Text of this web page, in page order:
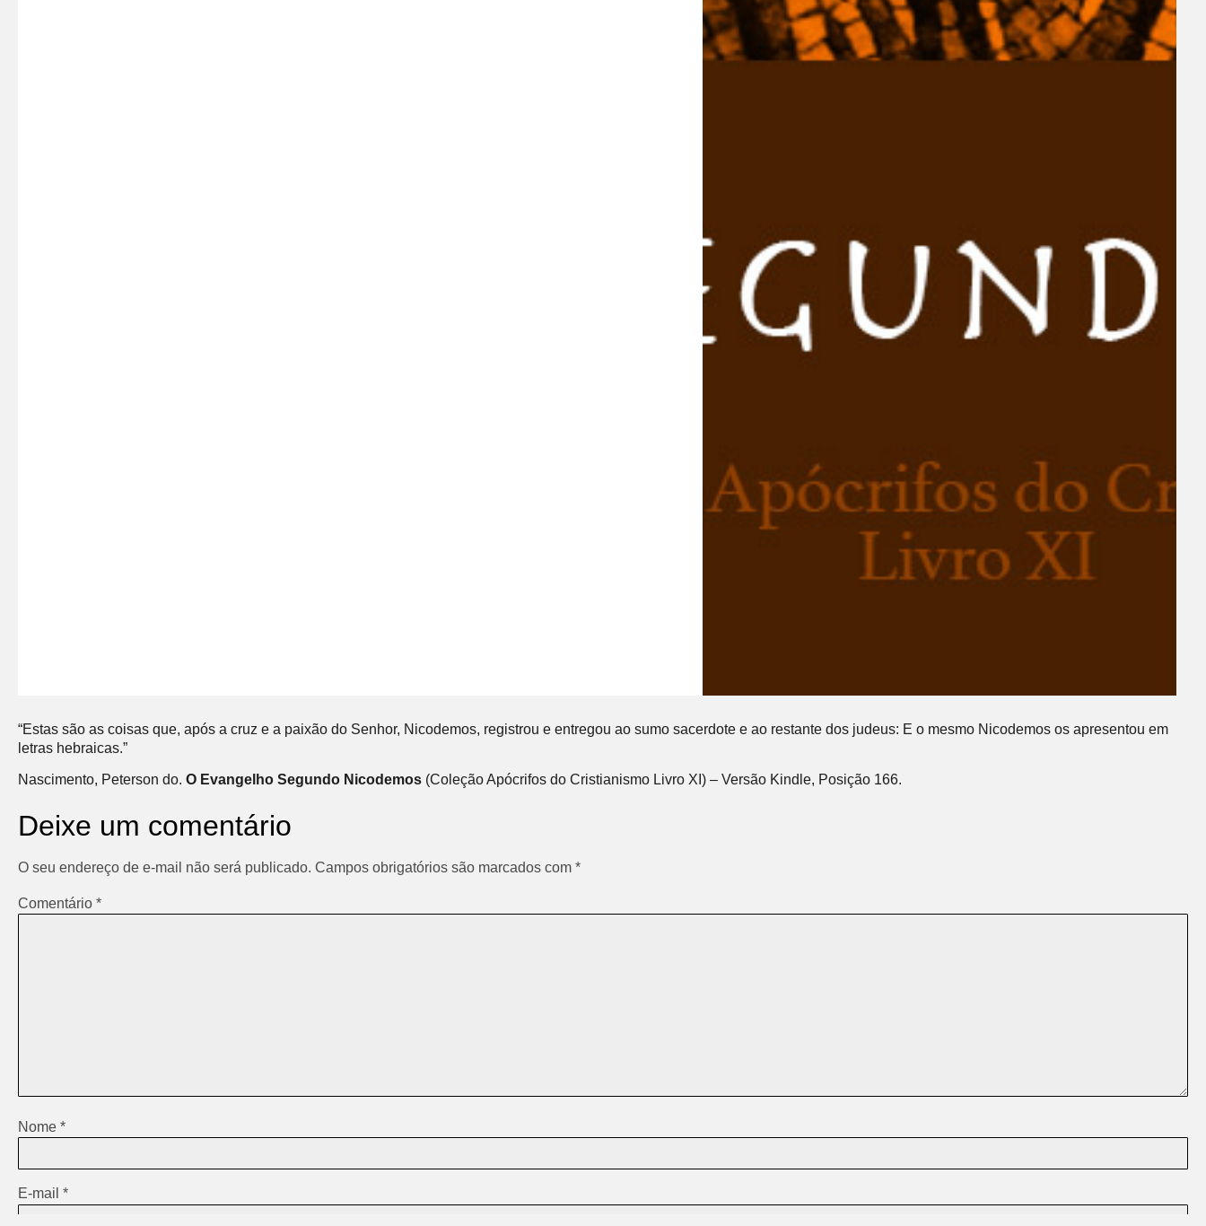
“Estas são as coisas que, após a cruz e a paixão do Senhor, Nicodemos, registrou e entregou ao sumo sacerdote e ao restante dos judeus: E o mesmo Nicodemos os apresentou em
letras hebraicas.”
Nascimento, Peterson do. O Evangelho Segundo Nicodemos (Coleção Apócrifos do Cristianismo Livro XI) – Versão Kindle, Posição 166.
Deixe um comentário
O seu endereço de e-mail não será publicado. Campos obrigatórios são marcados com *
Comentário *
Nome *
E-mail *